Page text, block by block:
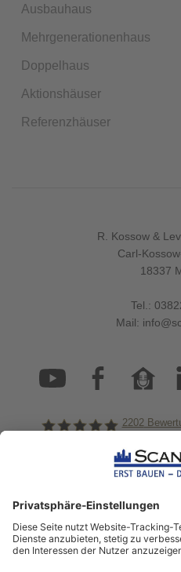
Ausbauhaus
Mehrgenerationenhaus
Doppelhaus
Aktionshäuser
Referenzhäuser
R. Kossow &
Carl-
18337
Tel.:
Mail:
ScanHaus Marlow
2202
informiert!
Aktuelle News